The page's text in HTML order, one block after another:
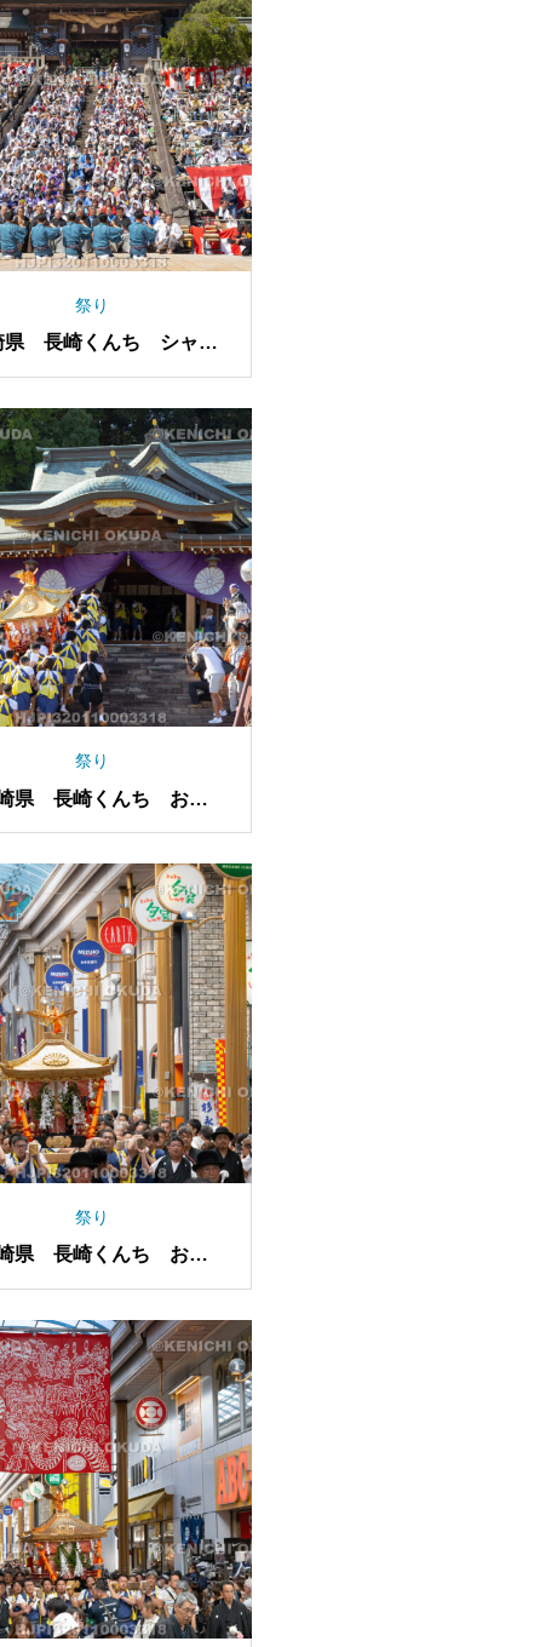
祭り
県 長崎くんち シャギ
リ（新大工町）
祭り
県 長崎くんち お上
り 神輿
祭り
県 長崎くんち お上
り 神輿